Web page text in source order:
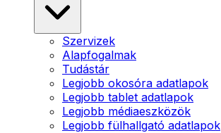
Szervizek
Alapfogalmak
Tudástár
Legjobb okosóra adatlapok
Legjobb tablet adatlapok
Legjobb médiaeszközök
Legjobb fülhallgató adatlapok